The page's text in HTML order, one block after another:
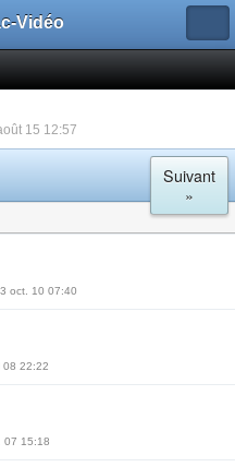
Vidéo
15 12:57
Suivant
»
oct. 10 07:40
08 22:22
07 15:18